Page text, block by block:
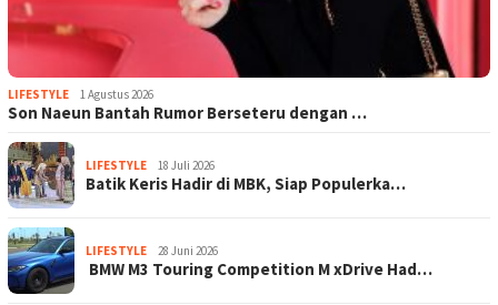
LIFESTYLE 1 Agustus 2026
Son Naeun Bantah Rumor Berseteru dengan …
LIFESTYLE 18 Juli 2026
Batik Keris Hadir di MBK, Siap Populerka…
LIFESTYLE 28 Juni 2026
BMW M3 Touring Competition M xDrive Had…